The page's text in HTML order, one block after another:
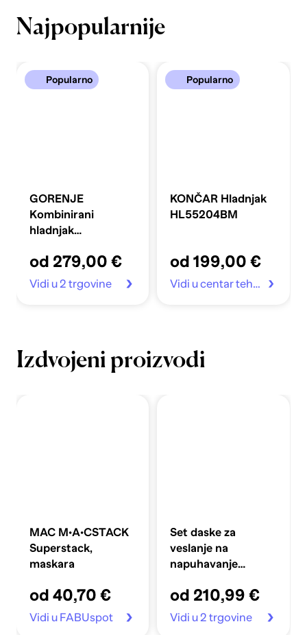
Najpopularnije
Popularno
GORENJE
Kombinirani
hladnjak
od 279,00 €
Vidi u 2 trgovine
Popularno
KONČAR Hladnjak
HL55204BM
od 199,00 €
Vidi u centar tehnike
Izdvojeni proizvodi
MAC M·A·CSTACK
Superstack,
maskara
od 40,70 €
Vidi u FABUspot
Set daske za
veslanje na
napuhavanje
plavi
od 210,99 €
Vidi u 2 trgovine